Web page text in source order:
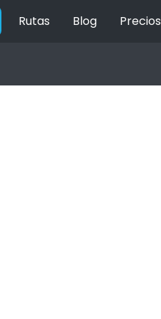
Rutas Blog Precios